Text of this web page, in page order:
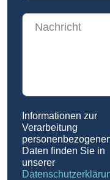
Informationen zur
Verarbeitung
Daten finden Sie in
unserer